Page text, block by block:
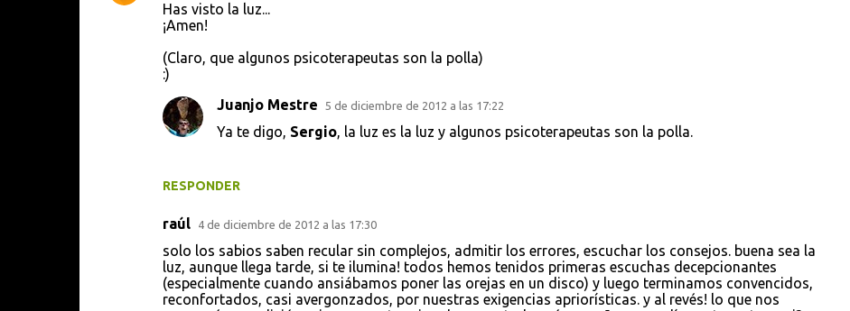
Has visto la luz...
¡Amen!
(Claro, que algunos psicoterapeutas son la polla)
:)
RESPONDER
Juanjo Mestre 5 de diciembre de 2012 a las 17:22
Ya te digo, Sergio, la luz es la luz y algunos psicoterapeutas son la polla.
raúl 4 de diciembre de 2012 a las 17:30
solo los sabios saben recular sin complejos, admitir los errores, escuchar los consejos. buena sea la
luz, aunque llega tarde, si te ilumina! todos hemos tenidos primeras escuchas decepcionantes
(especialmente cuando ansiábamos poner las orejas en un disco) y luego terminamos convencidos,
reconfortados, casi avergonzados, por nuestras exigencias apriorísticas. y al revés! lo que nos